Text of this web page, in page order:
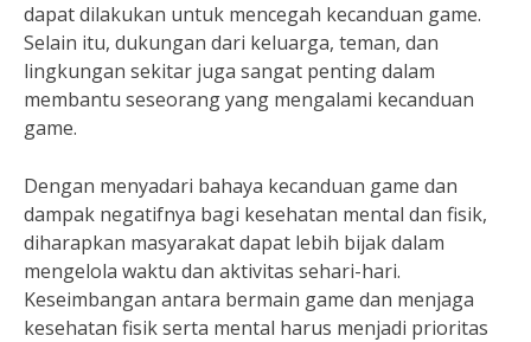
dapat dilakukan untuk mencegah kecanduan game.
Selain itu, dukungan dari keluarga, teman, dan
lingkungan sekitar juga sangat penting dalam
membantu seseorang yang mengalami kecanduan
game.
Dengan menyadari bahaya kecanduan game dan
dampak negatifnya bagi kesehatan mental dan fisik,
diharapkan masyarakat dapat lebih bijak dalam
mengelola waktu dan aktivitas sehari-hari.
Keseimbangan antara bermain game dan menjaga
kesehatan fisik serta mental harus menjadi prioritas